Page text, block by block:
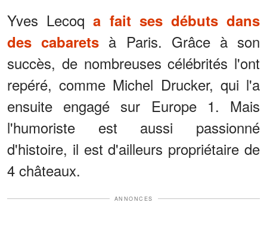
Yves Lecoqa fait ses débuts dans
des cabarets à Paris. Grâce à son
succès, de nombreuses célébrités l'ont
repéré, comme Michel Drucker, qui l'a
ensuite engagé sur Europe 1. Mais
l'humoriste est aussi passionné
d'histoire, il est d'ailleurs propriétaire de
4 châteaux.
ANNONCES